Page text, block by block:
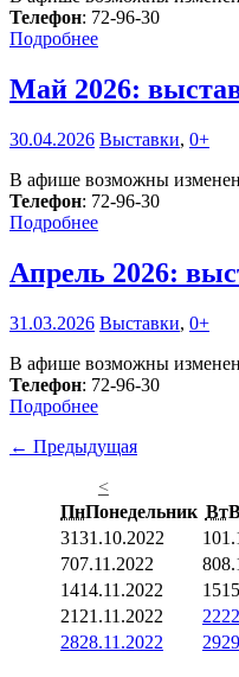
Телефон: 72-96-30
Подробнее
Май 2026:
30.04.2026 Выставки, 0+
В афише возможны
Телефон: 72-96-30
Подробнее
Апрель 2026:
31.03.2026 Выставки, 0+
В афише возможны
Телефон: 72-96-30
Подробнее
← Предыдущая
<
ПнПонедельник Вт
3131.10.2022 1
707.11.2022 8
1414.11.2022 15
21 21.11.2022 22
2828.11.2022 29